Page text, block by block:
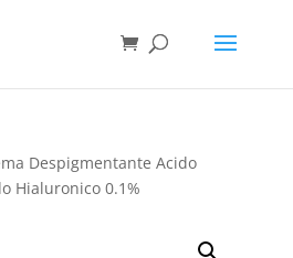
Despigmentante Acido
Hialuronico 0.1%